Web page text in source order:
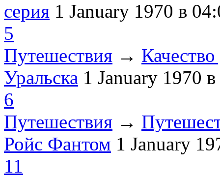
серия 1 January 1970 в
5
Путешествия →
Уральска 1 January 1970
6
Путешествия →
Ройс Фантом 1 January
11